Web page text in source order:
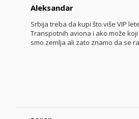
Aleksandar
Srbija treba da kupi što više VIP
Transpotnih aviona i ako može
smo zemlja ali zato znamo da se